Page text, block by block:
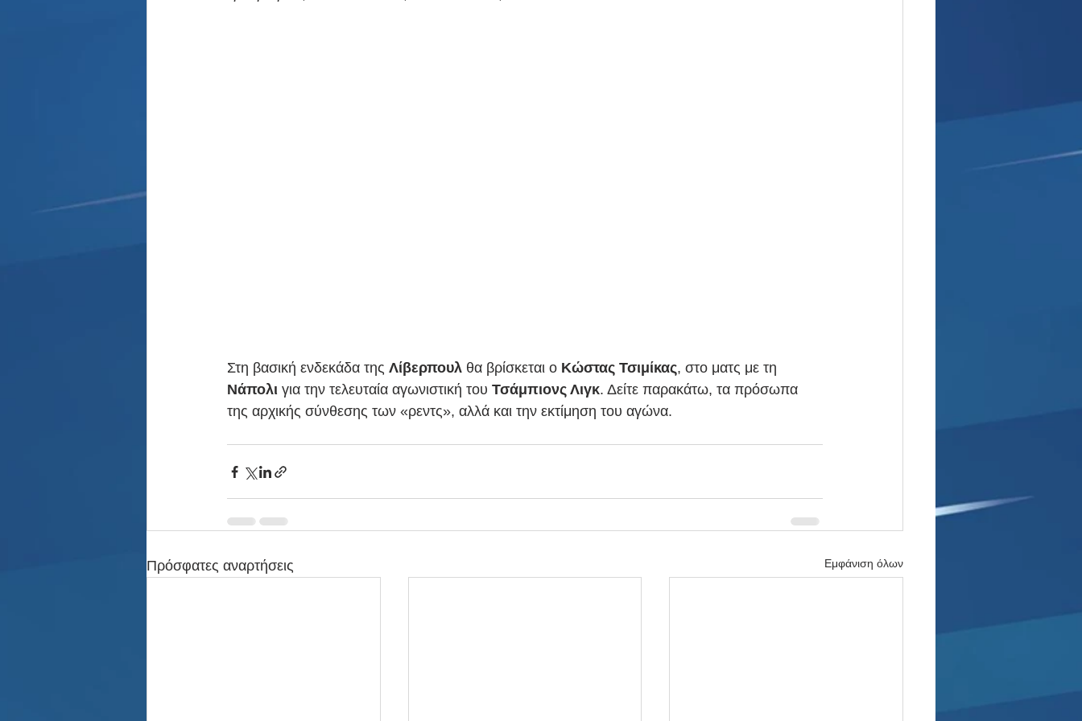
Παρασκήνιο Κριστιάνο Ρονάλντο Κόνφερενς Λιγκ
Στη βασική ενδεκάδα της Λίβερπουλ θα βρίσκεται ο Κώστας Τσιμίκας, στο ματς με τη
Νάπολι για την τελευταία αγωνιστική του Τσάμπιονς Λιγκ. Δείτε παρακάτω, τα πρόσωπα
της αρχικής σύνθεσης των «ρεντς», αλλά και την εκτίμηση του αγώνα.
Πρόσφατες αναρτήσεις Εμφάνιση όλων